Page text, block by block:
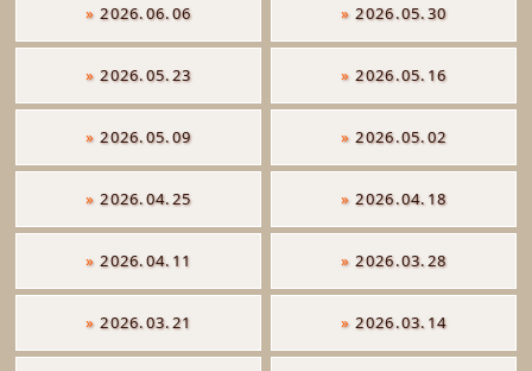
» 2026.06.06 » 2026.05.30
» 2026.05.23 » 2026.05.16
» 2026.05.09 » 2026.05.02
» 2026.04.25 » 2026.04.18
» 2026.04.11 » 2026.03.28
» 2026.03.21 » 2026.03.14